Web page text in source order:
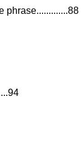
phrase.............88